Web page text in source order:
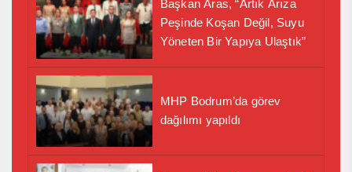
Başkan Aras, “Artık Arıza
Peşinde Koşan Değil, Suyu
Yöneten Bir Yapıya Ulaştık”
MHP Bodrum’da görev
dağılımı yapıldı